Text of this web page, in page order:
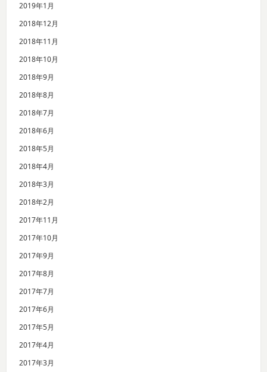
2019年1月
2018年12月
2018年11月
2018年10月
2018年9月
2018年8月
2018年7月
2018年6月
2018年5月
2018年4月
2018年3月
2018年2月
2017年11月
2017年10月
2017年9月
2017年8月
2017年7月
2017年6月
2017年5月
2017年4月
2017年3月